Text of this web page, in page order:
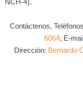
NCH-4).
Contáctenos,
6064, E-
Dirección: Bernardo